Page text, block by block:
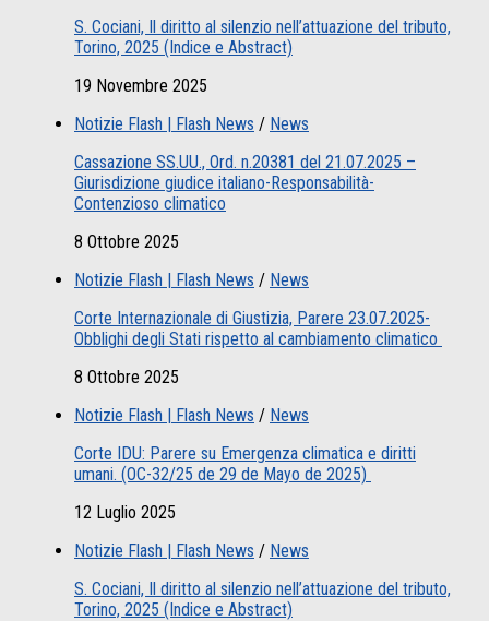
S. Cociani, Il diritto al silenzio nell’attuazione del tributo,
Torino, 2025 (Indice e Abstract)
19 Novembre 2025
Notizie Flash | Flash News / News
Cassazione SS.UU., Ord. n.20381 del 21.07.2025 –
Giurisdizione giudice italiano-Responsabilità-
Contenzioso climatico
8 Ottobre 2025
Notizie Flash | Flash News / News
Corte Internazionale di Giustizia, Parere 23.07.2025-
Obblighi degli Stati rispetto al cambiamento climatico
8 Ottobre 2025
Notizie Flash | Flash News / News
Corte IDU: Parere su Emergenza climatica e diritti
umani. (OC-32/25 de 29 de Mayo de 2025)
12 Luglio 2025
Notizie Flash | Flash News / News
S. Cociani, Il diritto al silenzio nell’attuazione del tributo,
Torino, 2025 (Indice e Abstract)